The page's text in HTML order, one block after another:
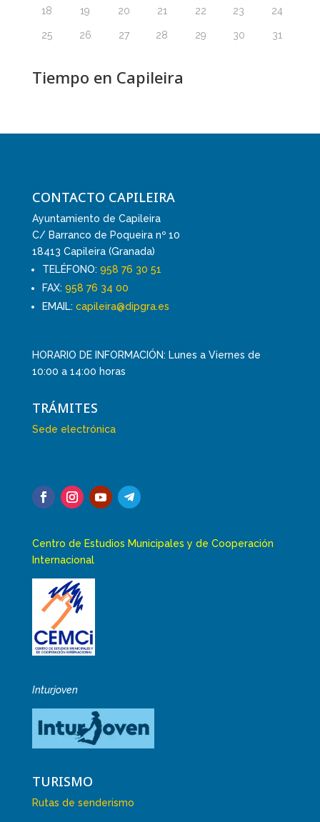
18 19 20 21 22 23 24
25 26 27 28 29 30 31
Tiempo en Capileira
CONTACTO CAPILEIRA
Ayuntamiento de Capileira
C/ Barranco de Poqueira nº 10
18413 Capileira (Granada)
TELÉFONO: 958 76 30 51
FAX: 958 76 34 00
EMAIL: capileira@dipgra.es
HORARIO DE INFORMACIÓN: Lunes a Viernes de
10:00 a 14:00 horas
TRÁMITES
Sede electrónica
Centro de Estudios Municipales y de Cooperación
Internacional
Inturjoven
TURISMO
Rutas de senderismo